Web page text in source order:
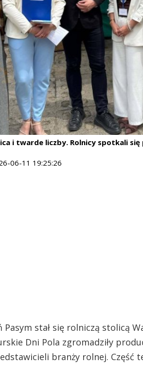
i twarde liczby. Rolnicy spotkali
06-11 19:25:26
Pasym stał się rolniczą stolicą
Dni Pola zgromadziły
branży rolnej. Część